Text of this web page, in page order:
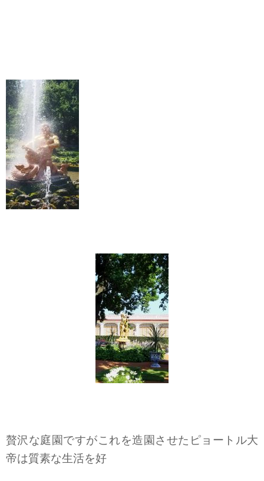
贅沢な庭園ですがこれを造園させたピョートル大
帝は質素な生活を好